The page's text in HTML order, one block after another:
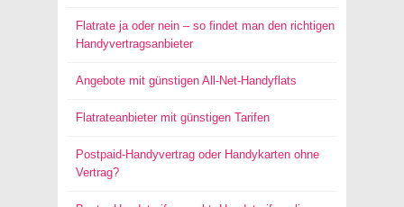
Flatrate ja oder nein – so findet man den richtigen
Handyvertragsanbieter
Angebote mit günstigen All-Net-Handyflats
Flatrateanbieter mit günstigen Tarifen
Postpaid-Handyvertrag oder Handykarten ohne
Vertrag?